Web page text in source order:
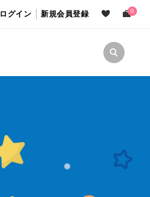
ログイン 新規会員登録 0